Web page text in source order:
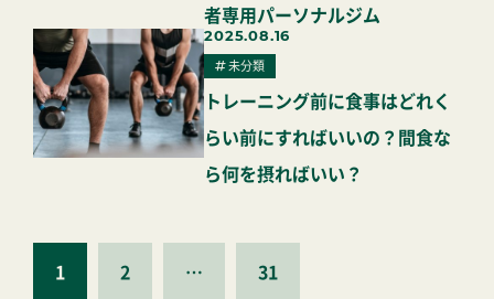
者専用パーソナルジム
2025.08.16
未分類
トレーニング前に食事はどれく
らい前にすればいいの？間食な
ら何を摂ればいい？
1 2 … 31